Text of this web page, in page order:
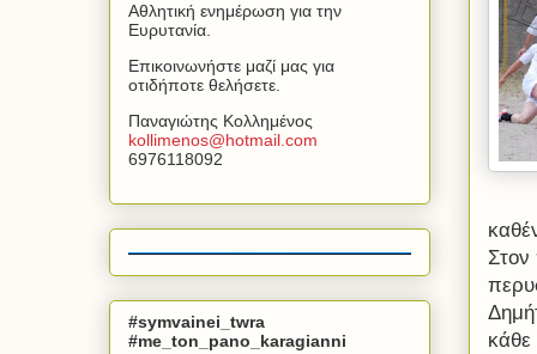
κάθε
Αθλητική ενημέρωση για την
Ευρυτανία.
Επικοινωνήστε μαζί μας για
οτιδήποτε θελήσετε.
Παναγιώτης Κολλημένος
kollimenos@hotmail com
6976118092
#symvainei_twra
#me_ton_pano_karagianni